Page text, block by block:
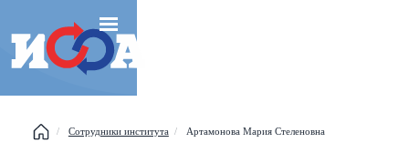
Сотрудники института Артамонова Мария Стеленовна